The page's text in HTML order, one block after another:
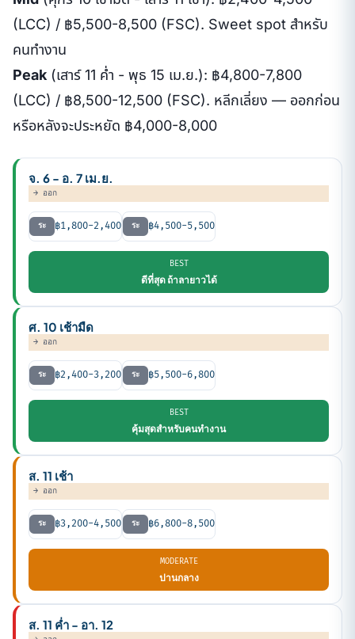
(LCC) / ฿5,500-8,500 (FSC). Sweet spot สำหรับ
คนทำงาน
Peak (เสาร์ 11 ค่ำ - พุธ 15 เม.ย.): ฿4,800-7,800
(LCC) / ฿8,500-12,500 (FSC). หลีกเลี่ยง — ออกก่อน
หรือหลังจะประหยัด ฿4,000-8,000
จ. 6 - อ. 7 เม.ย.
→ ออก
ระ ฿1,800-2,400 ระ ฿4,500-5,500
BEST
ดีที่สุด ถ้าลายาวได้
ศ. 10 เช้ามืด
→ ออก
ระ ฿2,400-3,200 ระ ฿5,500-6,800
BEST
คุ้มสุดสำหรับคนทำงาน
ส. 11 เช้า
→ ออก
ระ ฿3,200-4,500 ระ ฿6,800-8,500
MODERATE
ปานกลาง
ส. 11 ค่ำ - อา. 12